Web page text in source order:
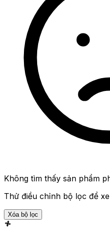
Không tìm thấy sản phẩm
Thử điều chỉnh bộ lọc để
Xóa bộ lọc